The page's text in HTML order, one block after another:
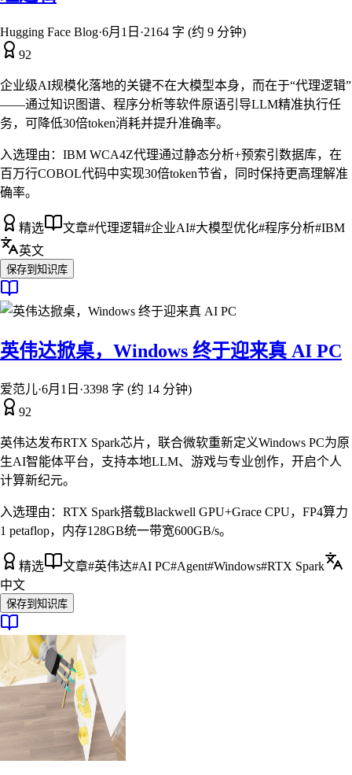
Hugging Face Blog·6月1日 ·2164 字 (约 9 分钟)
92
企业级AI规模化落地的关键不在大模型本身，而在于“代理逻辑”
——通过知识图谱、程序分析等软件原语引导LLM精准执行任
务，可降低30倍token消耗并提升准确率。
入选理由： IBM WCA4Z代理通过静态分析+预索引数据库，在
百万行COBOL代码中实现30倍token节省，同时保持更高理解准
确率。
精选 文章#代理逻辑#企业AI#大模型优化#程序分析#IBM
英文
保存到知识库
英伟达掀桌，Windows 终于迎来真 AI PC
爱范儿·6月1日 ·3398 字 (约 14 分钟)
92
英伟达发布RTX Spark芯片，联合微软重新定义Windows PC为原
生AI智能体平台，支持本地LLM、游戏与专业创作，开启个人
计算新纪元。
入选理由： RTX Spark搭载Blackwell GPU+Grace CPU，FP4算力
1 petaflop，内存128GB统一带宽600GB/s。
精选 文章#英伟达#AI PC#Agent#Windows#RTX Spark
中文
保存到知识库